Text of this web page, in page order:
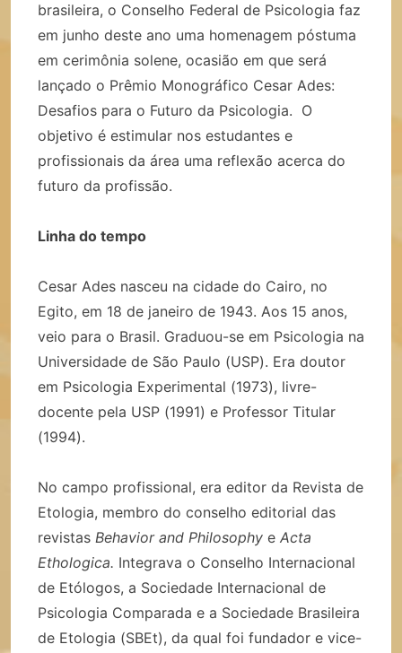
brasileira, o Conselho Federal de Psicologia faz
em junho deste ano uma homenagem póstuma
em cerimônia solene, ocasião em que será
lançado o Prêmio Monográfico Cesar Ades:
Desafios para o Futuro da Psicologia. O
objetivo é estimular nos estudantes e
profissionais da área uma reflexão acerca do
futuro da profissão.
Linha do tempo
Cesar Ades nasceu na cidade do Cairo, no
Egito, em 18 de janeiro de 1943. Aos 15 anos,
veio para o Brasil. Graduou-se em Psicologia na
Universidade de São Paulo (USP). Era doutor
em Psicologia Experimental (1973), livre-
docente pela USP (1991) e Professor Titular
(1994).
No campo profissional, era editor da Revista de
Etologia, membro do conselho editorial das
revistas Behavior and Philosophy e Acta
Ethologica. Integrava o Conselho Internacional
de Etólogos, a Sociedade Internacional de
Psicologia Comparada e a Sociedade Brasileira
de Etologia (SBEt), da qual foi fundador e vice-